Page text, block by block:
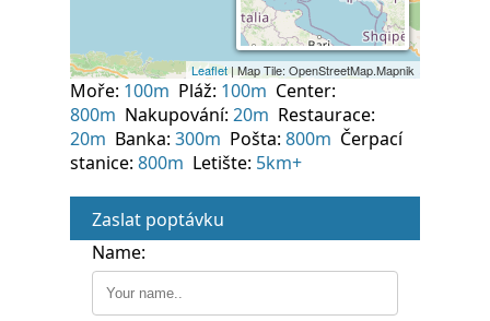
Moře: 100m Pláž: 100m Center:
800m Nakupování: 20m Restaurace:
20m Banka: 300m Pošta: 800m Čerpací
stanice: 800m Letište: 5km+
Zaslat poptávku
Name: